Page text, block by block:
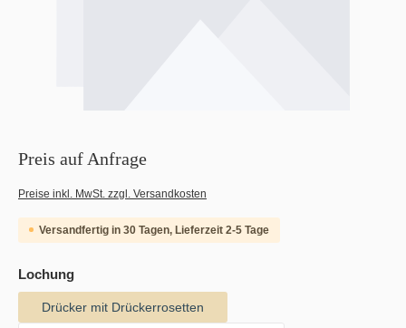
Preis auf Anfrage
Preise inkl. MwSt. zzgl. Versandkosten
Versandfertig in 30 Tagen, Lieferzeit 2-5 Tage
Lochungauswählen
Drücker mit Drückerrosetten